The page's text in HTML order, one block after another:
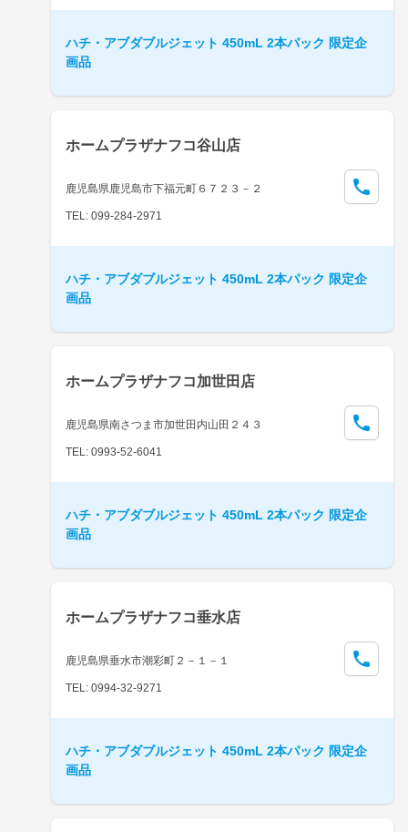
ハチ・アブダブルジェット 450mL 2本パック 限定企
画品
ホームプラザナフコ谷山店
鹿児島県鹿児島市下福元町６７２３－２
TEL: 099-284-2971
ハチ・アブダブルジェット 450mL 2本パック 限定企
画品
ホームプラザナフコ加世田店
鹿児島県南さつま市加世田内山田２４３
TEL: 0993-52-6041
ハチ・アブダブルジェット 450mL 2本パック 限定企
画品
ホームプラザナフコ垂水店
鹿児島県垂水市潮彩町２－１－１
TEL: 0994-32-9271
ハチ・アブダブルジェット 450mL 2本パック 限定企
画品